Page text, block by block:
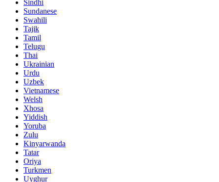
Sindhi
Sundanese
Swahili
Tajik
Tamil
Telugu
Thai
Ukrainian
Urdu
Uzbek
Vietnamese
Welsh
Xhosa
Yiddish
Yoruba
Zulu
Kinyarwanda
Tatar
Oriya
Turkmen
Uyghur